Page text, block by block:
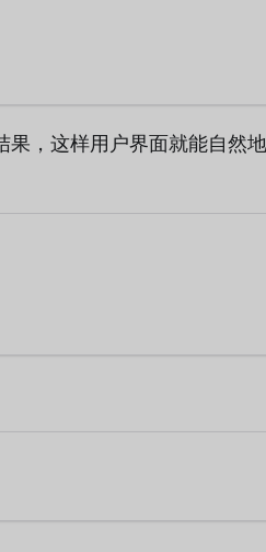
，这样用户界面就能自然